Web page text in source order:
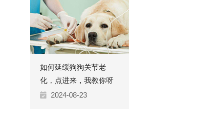
如何延缓狗狗关节老
化，点进来，我教你呀
2024-08-23